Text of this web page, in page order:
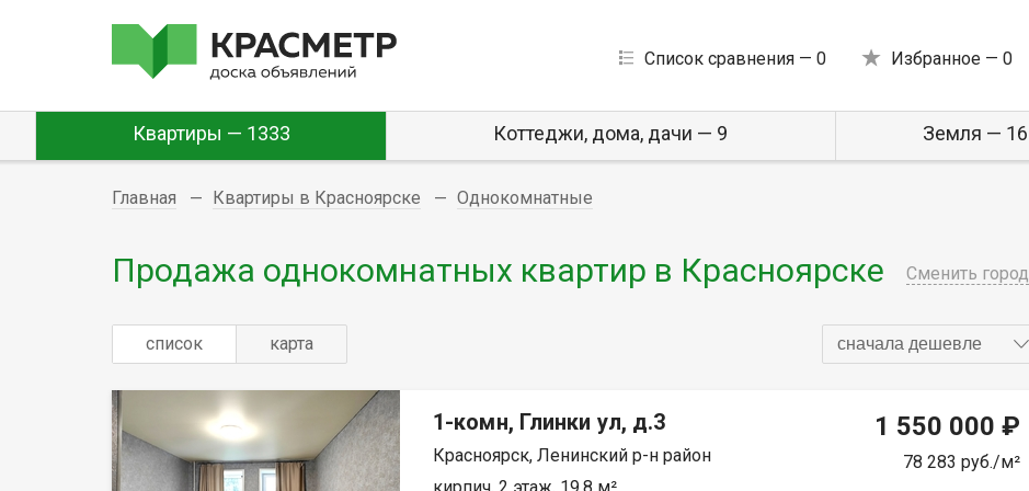
Список сравнения — 0 Избранное — 0
Квартиры — 1333 Коттеджи, дома, дачи — 9 Земля — 16
Главная Квартиры в Красноярске Однокомнатные
Продажа однокомнатных квартир в Красноярске Сменить город
список карта сначала дешевле
1-комн, Глинки ул, д.3
Красноярск, Ленинский р-н район
1 550 000 ₽
78 283 руб./м²